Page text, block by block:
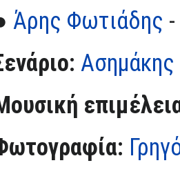
Άρης Φωτιάδης
Ασημάκης